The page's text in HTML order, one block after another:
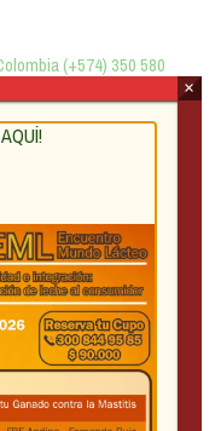
(+574) 350 580
Youtube Portafolio de ×